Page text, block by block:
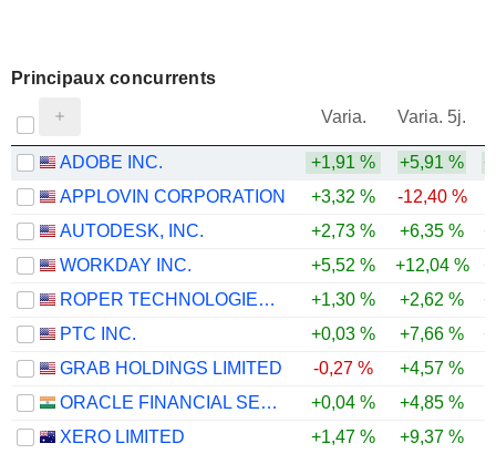
Principaux concurrents
Varia. Varia. 5j.
ADOBE INC.
+1,91 % +5,91 %
APPLOVIN CORPORATION
+3,32 % -12,40 %
AUTODESK, INC.
+2,73 % +6,35 %
WORKDAY INC.
+5,52 % +12,04 %
ROPER TECHNOLOGIES, INC.
+1,30 % +2,62 %
PTC INC.
+0,03 % +7,66 %
GRAB HOLDINGS LIMITED
-0,27 % +4,57 %
ORACLE FINANCIAL SERVICES SOFTWARE LIMITED
+0,04 % +4,85 %
XERO LIMITED
+1,47 % +9,37 %